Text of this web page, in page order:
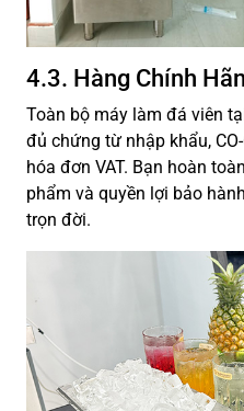
4.3. Hàng Chính
Toàn bộ máy làm đá viên
đủ chứng từ nhập khẩu,
hóa đơn VAT. Bạn hoàn
phẩm và quyền lợi bảo
trọn đời.